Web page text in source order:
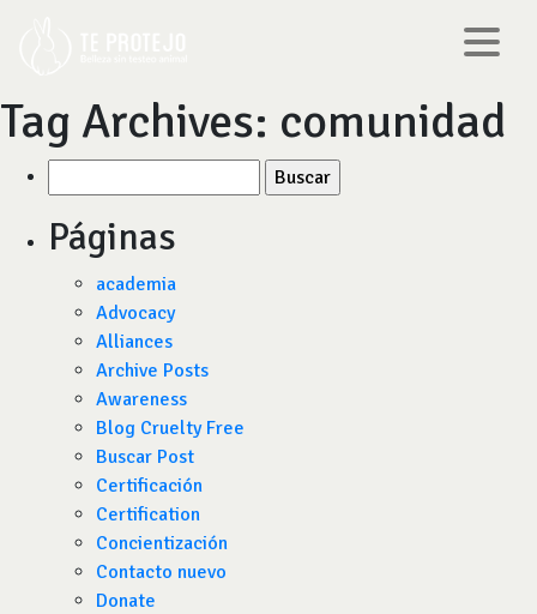
Tag Archives: comunidad
por:
Páginas
academia
Advocacy
Alliances
Archive Posts
Awareness
Blog Cruelty Free
Buscar Post
Certificación
Certification
Concientización
Contacto nuevo
Donate